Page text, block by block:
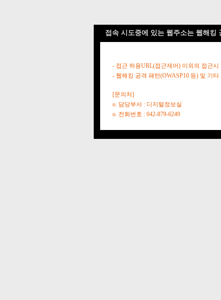
접속 시도중에 있는 웹주소는 웹해킹
- 접근 허용URL(접근제어) 이외의 접근시
- 웹해킹 공격 패턴(OWASP10 등) 및 기
[문의처]
o. 담당부서 : 디지털정보실
o. 전화번호 : 042-879-6249